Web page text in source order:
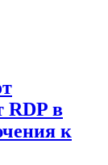
RDP в
к